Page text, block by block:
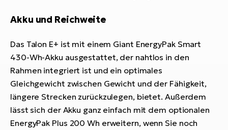
Akku und Reichweite
Das Talon E+ ist mit einem Giant EnergyPak Smart
430-Wh-Akku ausgestattet, der nahtlos in den
Rahmen integriert ist und ein optimales
Gleichgewicht zwischen Gewicht und der Fähigkeit,
längere Strecken zurückzulegen, bietet. Außerdem
lässt sich der Akku ganz einfach mit dem optionalen
EnergyPak Plus 200 Wh erweitern, wenn Sie noch